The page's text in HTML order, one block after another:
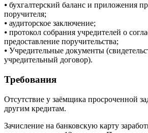
⦁ бухгалтерский баланс и приложения
поручителя;
⦁ аудиторское заключение;
⦁ протокол собрания учредителей о
предоставление поручительства;
⦁ Учредительные документы
учредительный договор).
Требования
Отсутствие у заёмщика просроченной
другим кредитам.
Зачисление на банковскую карту